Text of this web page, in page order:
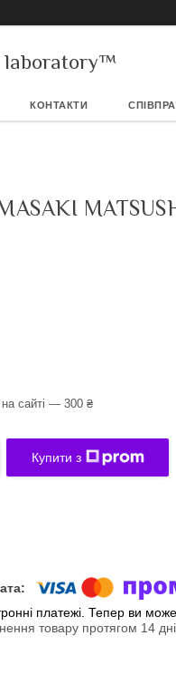
laboratory™
КОНТАКТИ
сайті — 300 ₴
Купити з
платежі. Тепер ви
товару протягом 14